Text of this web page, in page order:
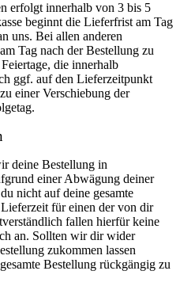
erfolgt innerhalb von 3 bis 5
beginnt die Lieferfrist am Tag
uns. Bei allen anderen
Tag nach der Bestellung zu
die innerhalb
ggf. auf den Lieferzeitpunkt
einer Verschiebung der
deine Bestellung in
einer Abwägung deiner
nicht auf deine gesamte
für einen der von dir
fallen hierfür keine
an. Sollten wir dir wider
zukommen lassen
Bestellung rückgängig zu